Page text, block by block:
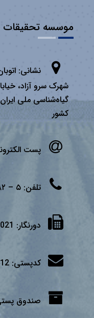
موسسه تحقیقات
نشانی:
شهرک سرو آزاد،
گیاه‌شناسی ملی
كشور
پست
تلفن: ۵ – ۴۴۷۸۷۲۸۲ – ۰۲۱
دورنگار: 021-۴۴۷۹۶۵۷۵
کدپستی:
صندوق